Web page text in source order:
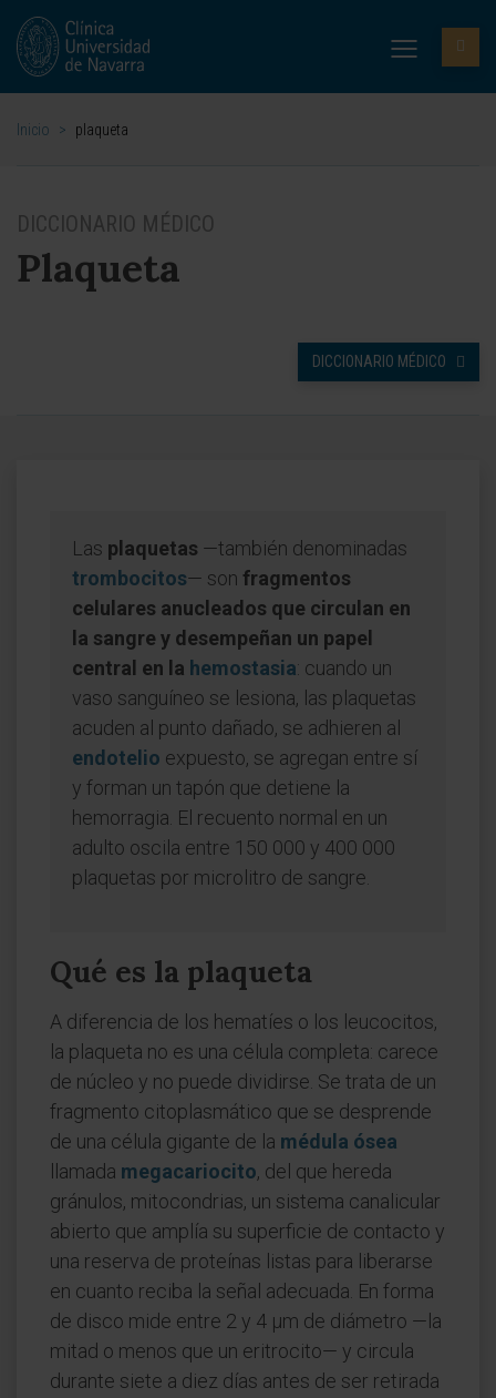
Inicio > plaqueta
DICCIONARIO MÉDICO
Plaqueta
DICCIONARIO MÉDICO
Las plaquetas —también denominadas
trombocitos— son fragmentos
celulares anucleados que circulan en
la sangre y desempeñan un papel
central en la hemostasia: cuando un
vaso sanguíneo se lesiona, las plaquetas
acuden al punto dañado, se adhieren al
endotelio expuesto, se agregan entre sí
y forman un tapón que detiene la
hemorragia. El recuento normal en un
adulto oscila entre 150 000 y 400 000
plaquetas por microlitro de sangre.
Qué es la plaqueta
A diferencia de los hematíes o los leucocitos,
la plaqueta no es una célula completa: carece
de núcleo y no puede dividirse. Se trata de un
fragmento citoplasmático que se desprende
de una célula gigante de la médula ósea
llamada megacariocito, del que hereda
gránulos, mitocondrias, un sistema canalicular
abierto que amplía su superficie de contacto y
una reserva de proteínas listas para liberarse
en cuanto reciba la señal adecuada. En forma
de disco mide entre 2 y 4 µm de diámetro —la
mitad o menos que un eritrocito— y circula
durante siete a diez días antes de ser retirada